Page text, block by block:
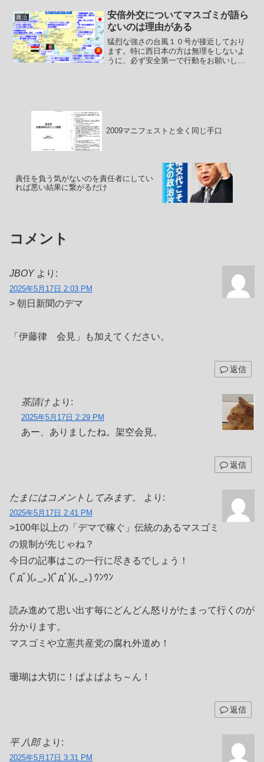
に【イスラエル：ガザ地区情勢等につい
ての注意喚起】という情報...
政治
安倍外交についてマスゴミが語ら
ないのは理由がある
猛烈な強さの台風１０号が接近しており
ます。特に西日本の方は無理をしないよ
うに、必ず安全第一で行動をお願いしま
2009マニフェストと全く同じ手口
責任を負う気がないのを責任者にしてい
れば悪い結果に繋がるだけ
コメント
JBOY より:
2025年5月17日 2:03 PM
> 朝日新聞のデマ
「伊藤律 会見」も加えてください。
返信
茶請け より:
2025年5月17日 2:29 PM
あー、ありましたね。架空会見。
返信
たまにはコメントしてみます。 より:
2025年5月17日 2:41 PM
>100年以上の「デマで稼ぐ」伝統のあるマスゴミ
の規制が先じゃね？
今日の記事はこの一行に尽きるでしょう！
(ﾟдﾟ)(｡_｡)(ﾟдﾟ)(｡_｡) ｳﾝｳﾝ
読み進めて思い出す毎にどんどん怒りがたまって行くのが
分かります。
マスゴミや立憲共産党の腐れ外道め！
珊瑚は大切に！ぱよぱよち～ん！
返信
平 八郎 より:
2025年5月17日 3:31 PM